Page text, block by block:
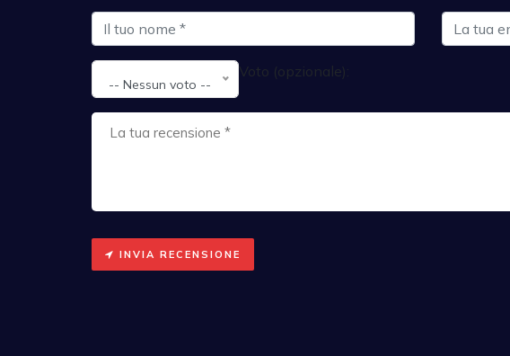
Voto (opzionale):
-- Nessun voto --
INVIA RECENSIONE